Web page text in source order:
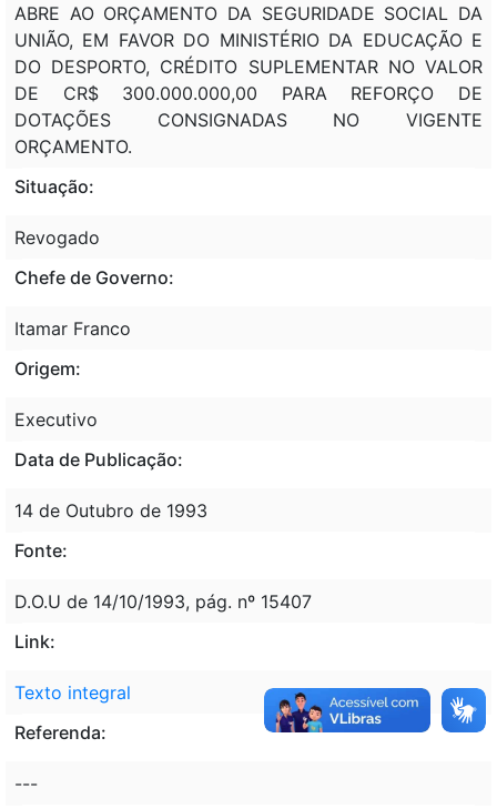
ABRE AO ORÇAMENTO DA SEGURIDADE SOCIAL DA
UNIÃO, EM FAVOR DO MINISTÉRIO DA EDUCAÇÃO E
DO DESPORTO, CRÉDITO SUPLEMENTAR NO VALOR
DE CR$ 300.000.000,00 PARA REFORÇO DE
DOTAÇÕES CONSIGNADAS NO VIGENTE
ORÇAMENTO.
Situação:
Revogado
Chefe de Governo:
Itamar Franco
Origem:
Executivo
Data de Publicação:
14 de Outubro de 1993
Fonte:
D.O.U de 14/10/1993, pág. nº 15407
Link:
Texto integral
Referenda:
---